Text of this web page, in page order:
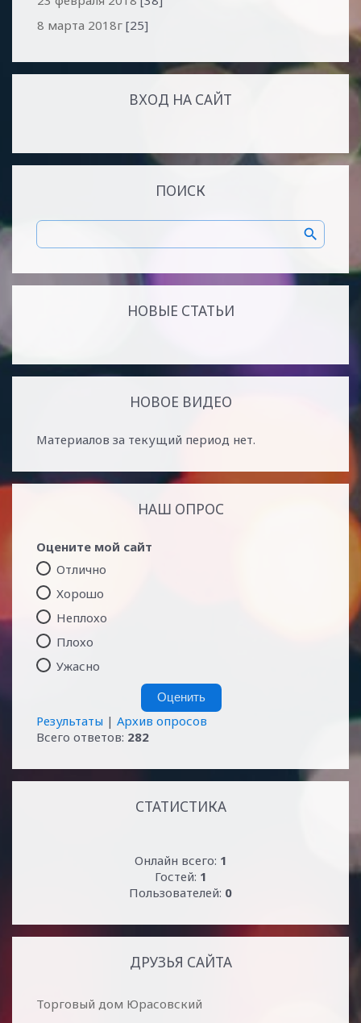
8 марта 2018г [25]
ВХОД НА САЙТ
ПОИСК
НОВЫЕ СТАТЬИ
НОВОЕ ВИДЕО
Материалов за текущий период нет.
НАШ ОПРОС
Оцените мой сайт
Отлично
Хорошо
Неплохо
Плохо
Ужасно
Результаты | Архив опросов
Всего ответов: 282
СТАТИСТИКА
Онлайн всего: 1
Гостей: 1
Пользователей: 0
ДРУЗЬЯ САЙТА
Торговый дом Юрасовский